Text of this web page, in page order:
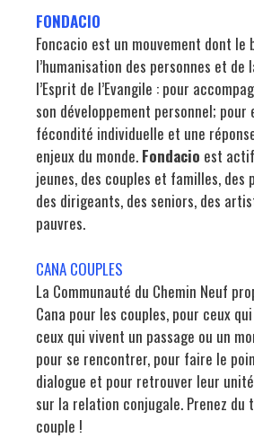
FONDACIO
Foncacio est un mouvement dont le
l’humanisation des personnes et de
l’Esprit de l’Evangile : pour
son développement personnel; pour
fécondité individuelle et une
enjeux du monde. Fondacio est
jeunes, des couples et familles, des
des dirigeants, des seniors, des
pauvres.
CANA COUPLES
La Communauté du Chemin Neuf
Cana pour les couples, pour ceux
ceux qui vivent un passage ou un
pour se rencontrer, pour faire le
dialogue et pour retrouver leur
sur la relation conjugale. Prenez du
couple !